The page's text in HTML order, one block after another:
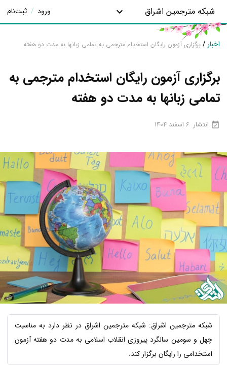
شبکه مترجمین اشراق ورود / ثبت‌نام
اخبار / برگزاری آزمون رایگان استخدام مترجمی به تمامی زبانها به مدت دو هفته
برگزاری آزمون رایگان استخدام مترجمی به
تمامی زبانها به مدت دو هفته
انتشار 6 اسفند 1404
شبکه مترجمین اشراق: شبکه مترجمین اشراق در نظر دارد به مناسبت
چهل و سومین سالگرد پیروزی انقلاب اسلامی به مدت دو هفته آزمون
استخدامی را رایگان برگزار کند.